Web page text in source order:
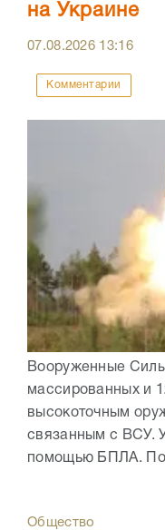
на Украине
07.08.2026 13:16
Комментарии
Вооруженные
массированных и
высокоточным
связанным с ВСУ.
помощью БПЛА.
Общество